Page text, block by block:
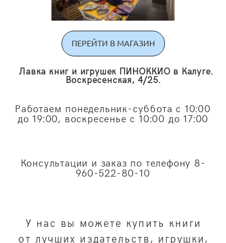
ПЕРЕЙТИ В МАГАЗИН
Лавка книг и игрушек ПИНОККИО в Калуге.
Воскресенская, 4/25.
Работаем понедельник-суббота с 10:00
до 19:00, воскресенье с 10:00 до 17:00
Консультации и заказ по телефону 8-
960-522-80-10
У нас вы можете купить книги
от лучших издательств, игрушки,